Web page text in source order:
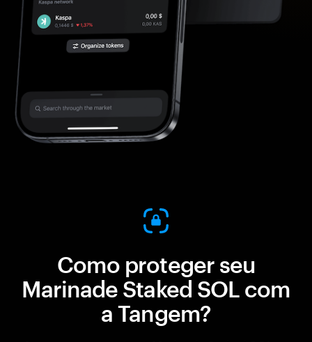
Como proteger seu
Marinade Staked SOL com
a Tangem?